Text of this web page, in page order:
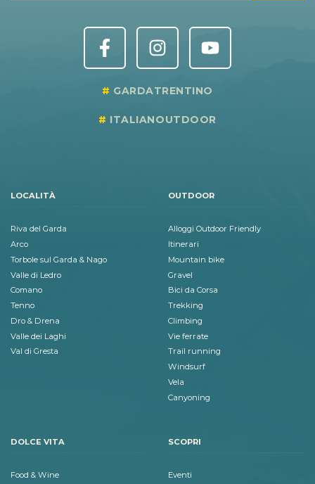
GARDATRENTINO
ITALIANOUTDOOR
LOCALITÀ
Riva del Garda
Arco
Torbole sul Garda & Nago
Valle di Ledro
Comano
Tenno
Dro & Drena
Valle dei Laghi
Val di Gresta
OUTDOOR
Alloggi Outdoor Friendly
Itinerari
Mountain bike
Gravel
Bici da Corsa
Trekking
Climbing
Vie ferrate
Trail running
Windsurf
Vela
Canyoning
DOLCE VITA
Food & Wine
SCOPRI
Eventi